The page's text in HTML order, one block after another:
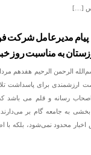
[…]
پیام مدیرعامل شرکت
به مناسبت روز
الرحمن الرحیم هفدهم
ارزشمندی برای پاسداشت
اصحاب رسانه و قلم می باشد
به جامعه گام بر
اخبار محدود نمی‌شود، بلکه با